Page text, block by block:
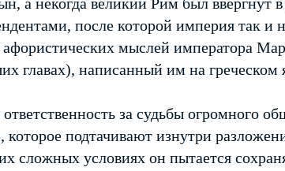
после которой империя так и
мыслей императора
главах), написанный им на греческом
за судьбы огромного
подтачивают изнутри
сложных условиях он пытается